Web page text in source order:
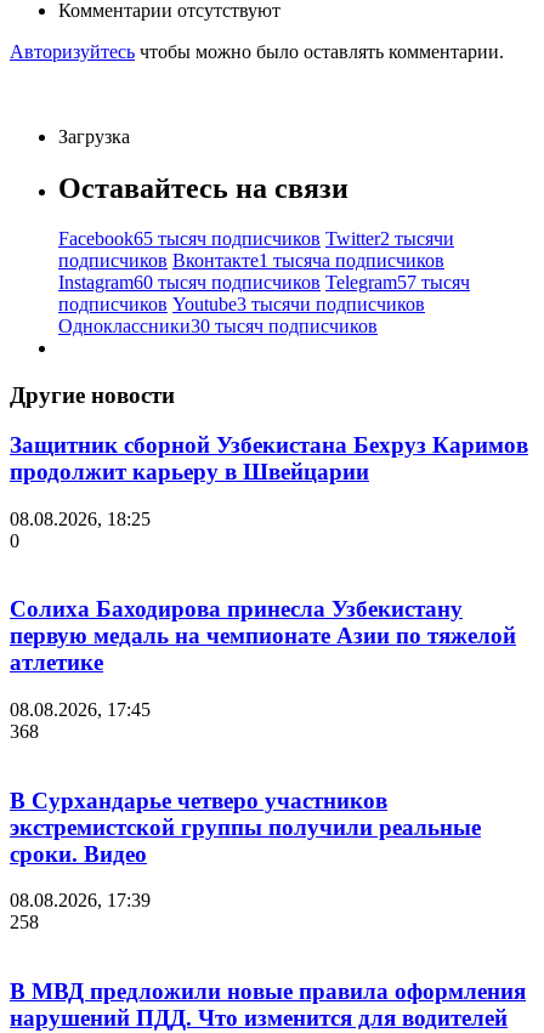
Комментарии отсутствуют
Авторизуйтесь чтобы можно было оставлять комментарии.
Загрузка
Оставайтесь на связи
Facebook65 тысяч подписчиков Twitter2 тысячи
подписчиков Вконтакте1 тысяча подписчиков
Instagram60 тысяч подписчиков Telegram57 тысяч
подписчиков Youtube3 тысячи подписчиков
Одноклассники30 тысяч подписчиков
Другие новости
Защитник сборной Узбекистана Бехруз Каримов
продолжит карьеру в Швейцарии
08.08.2026, 18:25
0
Солиха Баходирова принесла Узбекистану
первую медаль на чемпионате Азии по тяжелой
атлетике
08.08.2026, 17:45
368
В Сурхандарье четверо участников
экстремистской группы получили реальные
сроки. Видео
08.08.2026, 17:39
258
В МВД предложили новые правила оформления
нарушений ПДД. Что изменится для водителей